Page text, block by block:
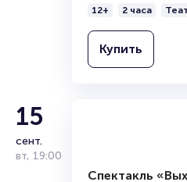
Ростовский
12+ 2 часа
15